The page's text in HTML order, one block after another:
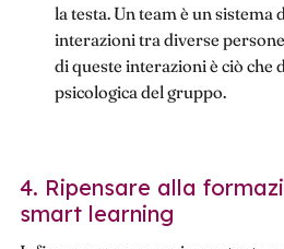
la testa. Un team è un sistema
interazioni tra diverse
di queste interazioni è ciò che
psicologica del gruppo.
4. Ripensare alla
smart learning